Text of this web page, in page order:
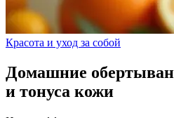
Красота и уход за собой
Домашние
и тонуса кожи